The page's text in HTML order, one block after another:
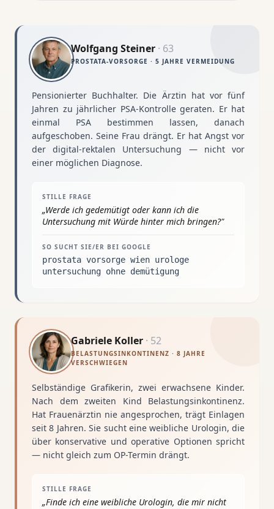
Wolfgang Steiner · 63
PROSTATA-VORSORGE · 5 JAHRE VERMEIDUNG
Pensionierter Buchhalter. Die Ärztin hat vor fünf
Jahren zu jährlicher PSA-Kontrolle geraten. Er hat
einmal PSA bestimmen lassen, danach
aufgeschoben. Seine Frau drängt. Er hat Angst vor
der digital-rektalen Untersuchung — nicht vor
einer möglichen Diagnose.
STILLE FRAGE
„Werde ich gedemütigt oder kann ich die
Untersuchung mit Würde hinter mich bringen?"
SO SUCHT SIE/ER BEI GOOGLE
prostata vorsorge wien urologe
untersuchung ohne demütigung
Gabriele Koller · 52
BELASTUNGSINKONTINENZ · 8 JAHRE
VERSCHWIEGEN
Selbständige Grafikerin, zwei erwachsene Kinder.
Nach dem zweiten Kind Belastungsinkontinenz.
Hat Frauenärztin nie angesprochen, trägt Einlagen
seit 8 Jahren. Sie sucht eine weibliche Urologin, die
über konservative und operative Optionen spricht
— nicht gleich zum OP-Termin drängt.
STILLE FRAGE
„Finde ich eine weibliche Urologin, die mir nicht